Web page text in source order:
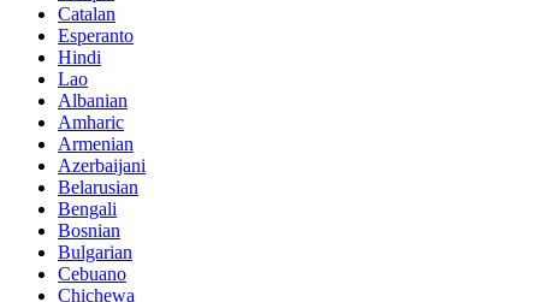
Catalan
Esperanto
Hindi
Lao
Albanian
Amharic
Armenian
Azerbaijani
Belarusian
Bengali
Bosnian
Bulgarian
Cebuano
Chichewa